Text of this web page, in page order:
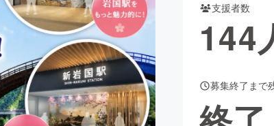
ビューティー・ヘルスケア
for Social GoodCAMPFIRE Creation
ふるさと納税machi-yaコミュニティ
支援者数
144
募集終了まで